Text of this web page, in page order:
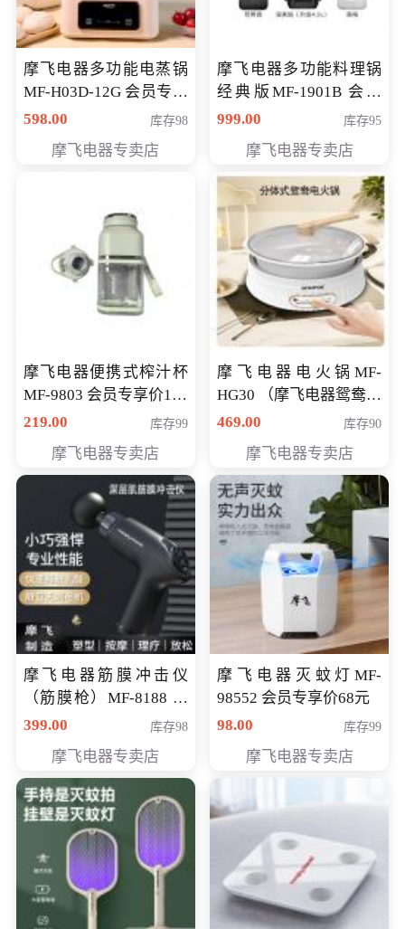
摩飞电器多功能电蒸锅
MF-H03D-12G 会员专享
价398元
598.00 库存98
摩飞电器专卖店
摩飞电器多功能料理锅
经典版MF-1901B 会员
专享价399元
999.00 库存95
摩飞电器专卖店
摩飞电器便携式榨汁杯
MF-9803 会员专享价138
元
219.00 库存99
摩飞电器专卖店
摩飞电器电火锅MF-
HG30 （摩飞电器鸳鸯锅
MF-HG30 ） 会员专享价
469.00 库存90
摩飞电器专卖店
摩飞电器筋膜冲击仪
（筋膜枪）MF-8188 会
员专享价268元
399.00 库存98
摩飞电器专卖店
摩飞电器灭蚊灯MF-
98552 会员专享价68元
98.00
库存99
摩飞电器专卖店